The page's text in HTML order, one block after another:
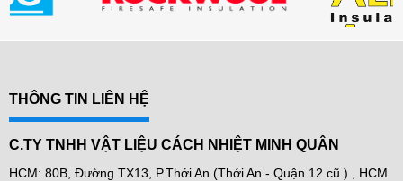
THÔNG TIN LIÊN HỆ
C.TY TNHH VẬT LIỆU CÁCH NHIỆT MINH QUÂN
HCM: 80B, Đường TX13, P.Thới An (Thới An - Quận 12 cũ ) , HCM